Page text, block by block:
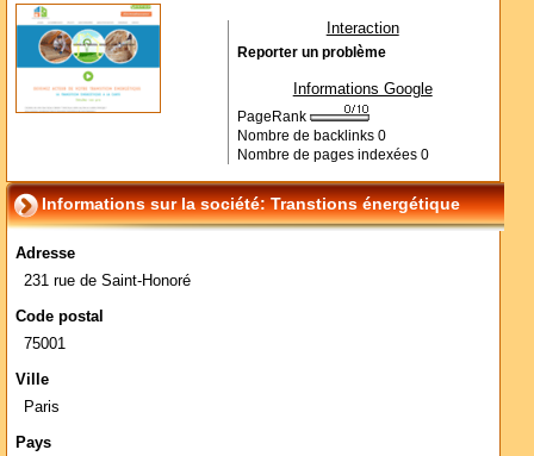
Interaction
Reporter un problème
Informations Google
PageRank
Nombre de backlinks 0
Nombre de pages indexées 0
Informations sur la société: Transtions énergétique
Adresse
231 rue de Saint-Honoré
Code postal
75001
Ville
Paris
Pays